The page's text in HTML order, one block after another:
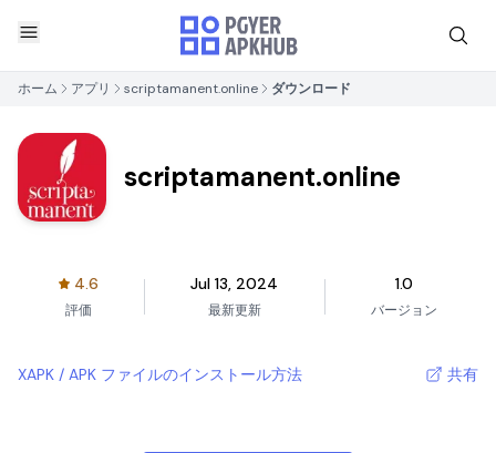
ホーム アプリ scriptamanent.online ダウンロード
scriptamanent.online
4.6
評価
Jul 13, 2024
最新更新
1.0
バージョン
XAPK / APK ファイルのインストール方法 共有